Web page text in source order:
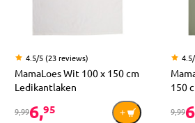
4.5/5 (23 reviews)
MamaLoes Wit 100 x 150 cm
Ledikantlaken
9,996,95
150
9,99